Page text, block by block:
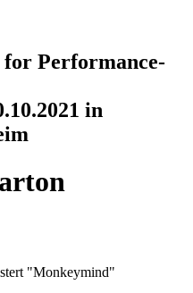
Performance-
in
"Monkeymind"